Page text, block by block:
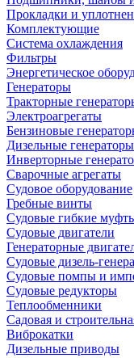
Прокладки и
Комплектующие
Система охлаждения
Фильтры
Энергетическое
Генераторы
Тракторные
Электроагрегаты
Бензиновые
Дизельные генераторы
Инверторные
Сварочные агрегаты
Судовое оборудование
Гребные винты
Судовые гибкие
Судовые двигатели
Генераторные
Судовые дизель-
Судовые помпы и
Судовые редукторы
Теплообменники
Садовая и
Виброкатки
Дизельные приводы